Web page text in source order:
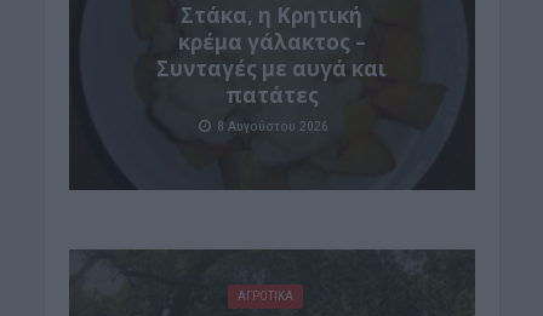
Στάκα, η Κρητική
κρέμα γάλακτος –
Συνταγές με αυγά και
πατάτες
8 Αυγούστου 2026
ΑΓΡΟΤΙΚΑ